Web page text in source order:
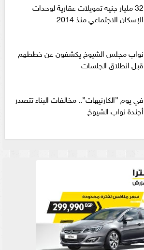
32 مليار جنيه تمويلات عقارية لوحدات
الإسكان الاجتماعي منذ 2014
نواب مجلس الشيوخ يكشفون عن خططهم
قبل انطلاق الجلسات
في يوم ”الكارنيهات”.. مخالفات البناء تتصدر
أجندة نواب الشيوخ